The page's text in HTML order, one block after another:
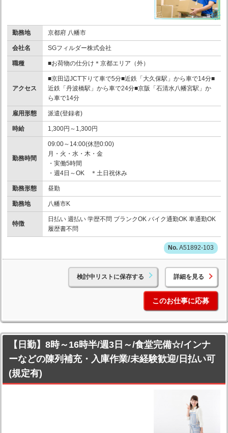
勤務地 京都府 八幡市
会社名 SGフィルダー株式会社
職種 ■お荷物の仕分け＊京都エリア（外）
アクセス
■京田辺JCT下りて車で5分■近鉄「大久保駅」から車で14分■
近鉄「丹波橋駅」から車で24分■京阪「石清水八幡宮駅」か
ら車で14分
雇用形態 派遣(登録者)
時給 1,300円～1,300円
勤務時間
09:00～14:00(休憩0:00)
月・火・水・木・金
・実働5時間
・週4日～OK ＊土日祝休み
勤務形態 昼勤
勤務地 八幡市K
特徴
日払い 週払い 学歴不問 ブランクOK バイク通勤OK 車通勤OK
履歴書不問
A51892-103
検討中リストに保存する 詳細を見る
このお仕事に応募
【日勤】8時～16時半/週3日～/食堂完備☆/インナ
ーなどの陳列補充・入庫作業/未経験歓迎/日払い可
(規定有)